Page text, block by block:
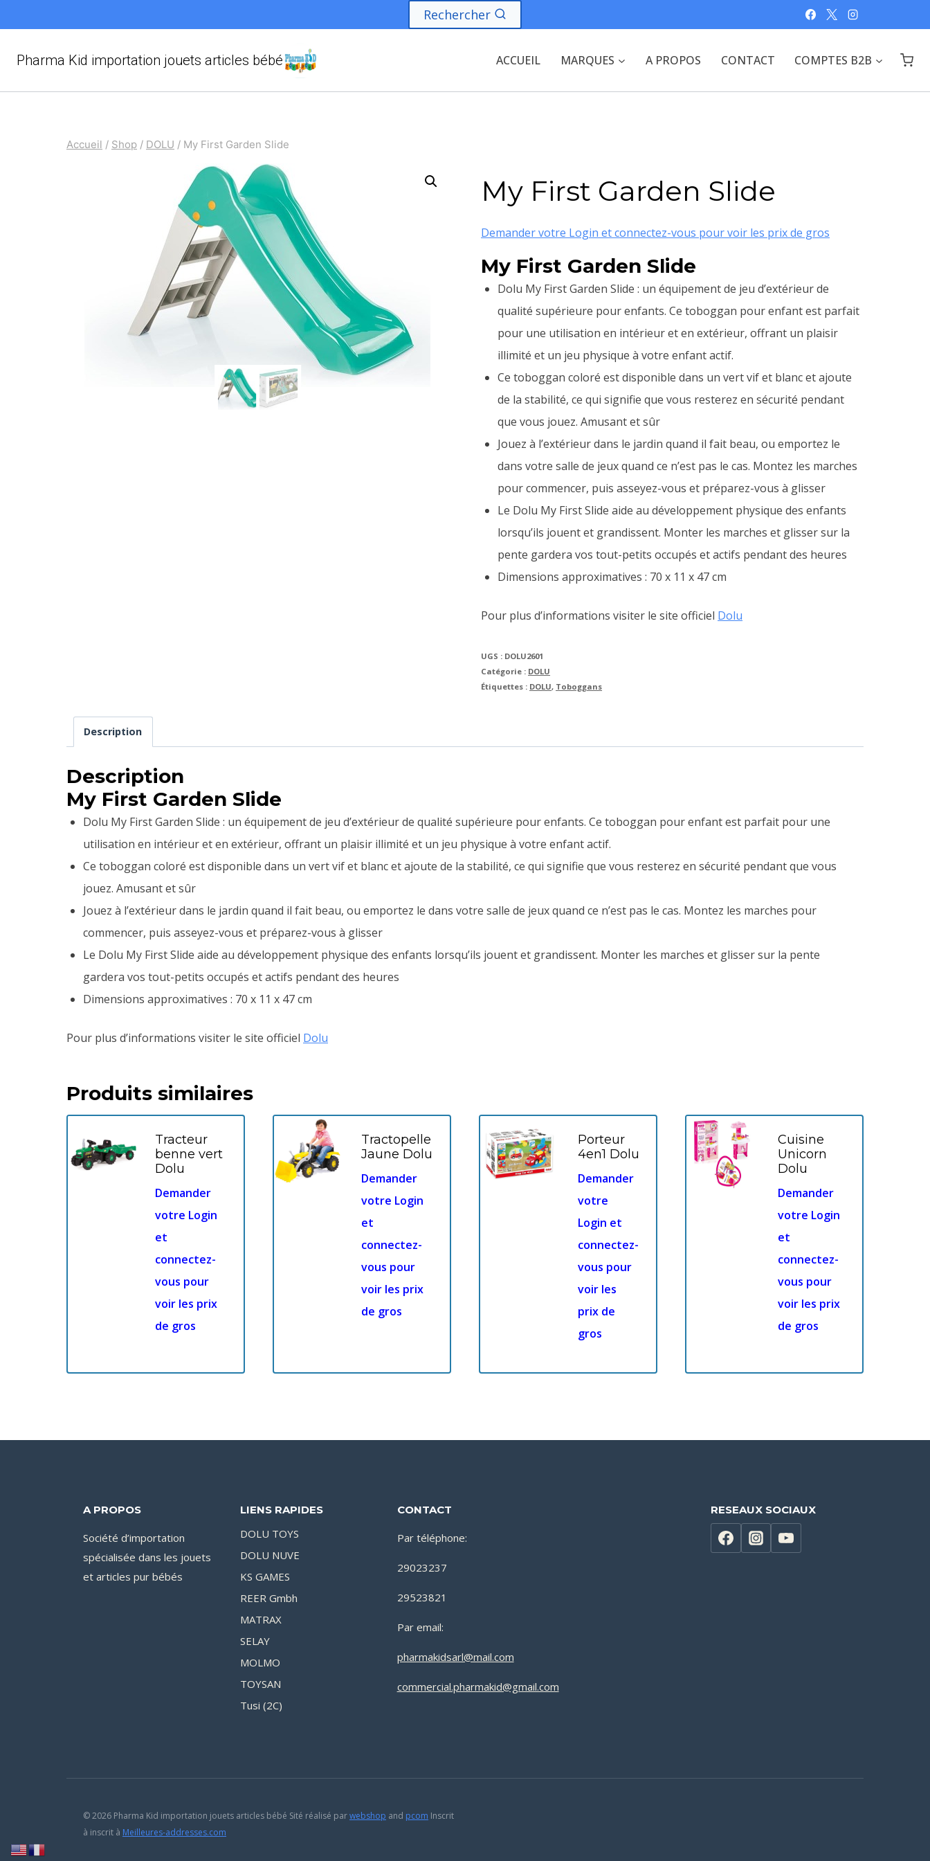
au
contenu
Rechercher
Pharma Kid importation jouets articles bébé ACCUEIL MARQUES A PROPOS CONTACT COMPTES B2B
Accueil / Shop / DOLU / My First Garden Slide
My First Garden Slide
Demander votre Login et connectez-vous pour voir les prix de gros
My First Garden Slide
Dolu My First Garden Slide : un équipement de jeu d’extérieur de
qualité supérieure pour enfants. Ce toboggan pour enfant est parfait
pour une utilisation en intérieur et en extérieur, offrant un plaisir
illimité et un jeu physique à votre enfant actif.
Ce toboggan coloré est disponible dans un vert vif et blanc et ajoute
de la stabilité, ce qui signifie que vous resterez en sécurité pendant
que vous jouez. Amusant et sûr
Jouez à l’extérieur dans le jardin quand il fait beau, ou emportez le
dans votre salle de jeux quand ce n’est pas le cas. Montez les marches
pour commencer, puis asseyez-vous et préparez-vous à glisser
Le Dolu My First Slide aide au développement physique des enfants
lorsqu’ils jouent et grandissent. Monter les marches et glisser sur la
pente gardera vos tout-petits occupés et actifs pendant des heures
Dimensions approximatives : 70 x 11 x 47 cm
Pour plus d’informations visiter le site officiel Dolu
UGS : DOLU2601
Catégorie : DOLU
Étiquettes : DOLU, Toboggans
Description
Description
My First Garden Slide
Dolu My First Garden Slide : un équipement de jeu d’extérieur de qualité supérieure pour enfants. Ce toboggan pour enfant est parfait pour une
utilisation en intérieur et en extérieur, offrant un plaisir illimité et un jeu physique à votre enfant actif.
Ce toboggan coloré est disponible dans un vert vif et blanc et ajoute de la stabilité, ce qui signifie que vous resterez en sécurité pendant que vous
jouez. Amusant et sûr
Jouez à l’extérieur dans le jardin quand il fait beau, ou emportez le dans votre salle de jeux quand ce n’est pas le cas. Montez les marches pour
commencer, puis asseyez-vous et préparez-vous à glisser
Le Dolu My First Slide aide au développement physique des enfants lorsqu’ils jouent et grandissent. Monter les marches et glisser sur la pente
gardera vos tout-petits occupés et actifs pendant des heures
Dimensions approximatives : 70 x 11 x 47 cm
Pour plus d’informations visiter le site officiel Dolu
Produits similaires
Tracteur
benne vert
Dolu
Demander
votre Login
et
connectez-
vous pour
voir les prix
de gros
Tractopelle
Jaune Dolu
Demander
votre Login
et
connectez-
vous pour
voir les prix
de gros
Porteur
4en1 Dolu
Demander
votre
Login et
connectez-
vous pour
voir les
prix de
gros
Cuisine
Unicorn
Dolu
Demander
votre Login
et
connectez-
vous pour
voir les prix
de gros
A PROPOS
Société d’importation
spécialisée dans les jouets
et articles pur bébés
LIENS RAPIDES
DOLU TOYS
DOLU NUVE
KS GAMES
REER Gmbh
MATRAX
SELAY
MOLMO
TOYSAN
Tusi (2C)
CONTACT
Par téléphone:
29023237
29523821
Par email:
pharmakidsarl@mail.com
commercial.pharmakid@gmail.com
RESEAUX SOCIAUX
© 2026 Pharma Kid importation jouets articles bébé Sité réalisé parwebshop and pcom Inscrit
à inscrit à Meilleures-addresses.com